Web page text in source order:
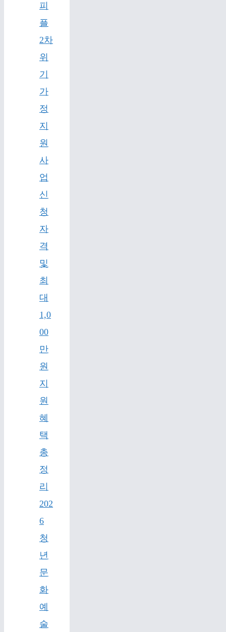
피
플
2차
위
기
가
정
지
원
사
업
신
청
자
격
및
최
대
1,0
00
만
원
지
원
혜
택
총
정
리
202
6
청
년
문
화
예
술